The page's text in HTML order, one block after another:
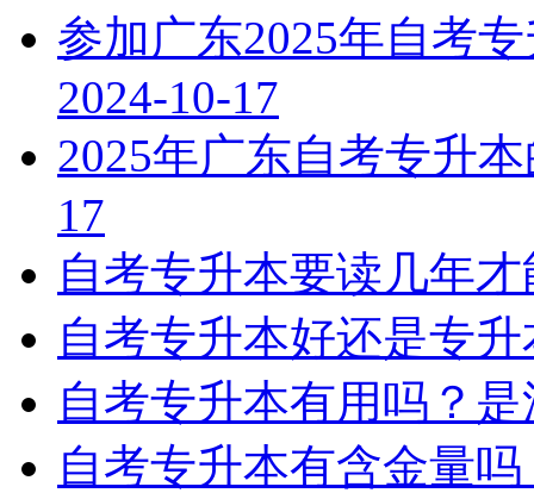
参加广东2025年自考
2024-10-17
2025年广东自考专升
17
自考专升本要读几年
自考专升本好还是专
自考专升本有用吗？
自考专升本有含金量